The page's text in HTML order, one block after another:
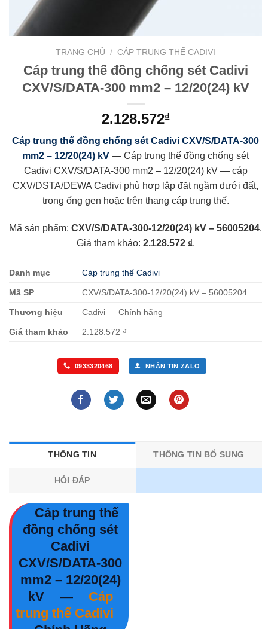
TRANG CHỦ / CÁP TRUNG THẾ CADIVI
Cáp trung thế đồng chống sét Cadivi
CXV/S/DATA-300 mm2 – 12/20(24) kV
2.128.572₫
Cáp trung thế đồng chống sét Cadivi CXV/S/DATA-300
mm2 – 12/20(24) kV — Cáp trung thế đồng chống sét
Cadivi CXV/S/DATA-300 mm2 – 12/20(24) kV — cáp
CXV/DSTA/DEWA Cadivi phù hợp lắp đặt ngầm dưới đất,
trong ống gen hoặc trên thang cáp trung thế.
Mã sản phẩm: CXV/S/DATA-300-12/20(24) kV – 56005204.
Giá tham khảo: 2.128.572 ₫.
Danh mục Cáp trung thế Cadivi
Mã SP CXV/S/DATA-300-12/20(24) kV – 56005204
Thương hiệu Cadivi — Chính hãng
Giá tham khảo 2.128.572 ₫
0933320468 NHẮN TIN ZALO
THÔNG TIN THÔNG TIN BỔ SUNG
HỎI ĐÁP
Cáp trung thế
đồng chống sét
Cadivi
CXV/S/DATA-300
mm2 – 12/20(24)
kV
—
Cáp
trung thế Cadivi